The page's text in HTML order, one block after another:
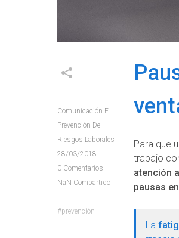
Comunicación E+e
Prevención De
Riesgos Laborales
28/03/2018
0 Comentarios
NaN Compartido
prevención
Para que
trabajo
atención
pausas
La